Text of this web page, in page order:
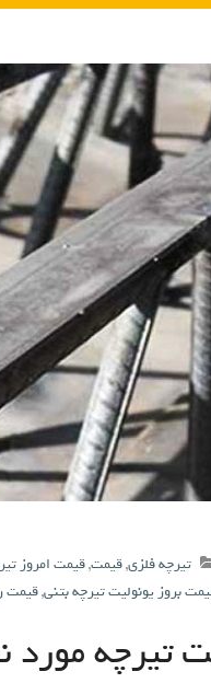
تیرچه فلزی,قیمت,قیمت امروز
بروز یونولیت تیرچه بتنی,قیمت
تیرچه مورد